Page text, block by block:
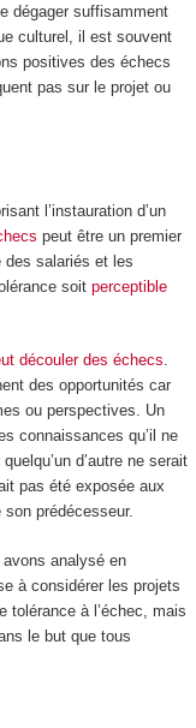
dégager suffisamment
culturel, il est souvent
positives des échecs
pas sur le projet ou
l’instauration d’un
peut être un premier
des salariés et les
soit perceptible
découler des échecs.
des opportunités car
ou perspectives. Un
connaissances qu’il ne
d’autre ne serait
pas été exposée aux
prédécesseur.
analysé en
à considérer les projets
tolérance à l’échec, mais
le but que tous